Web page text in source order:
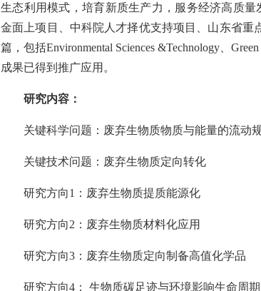
生态利用模式，培育新质生产力，服务经济高质
金面上项目、中科院人才择优支持项目、山东省重
篇，包括Environmental Sciences &Technology 、
成果已得到推广应用。
研究内容：
关键科学问题：废弃生物质物质与能量的流动
关键技术问题：废弃生物质定向转化
研究方向1：废弃生物质提质能源化
研究方向2：废弃生物质材料化应用
研究方向3：废弃生物质定向制备高值化学品
研究方向4： 生物质碳足迹与环境影响生命周